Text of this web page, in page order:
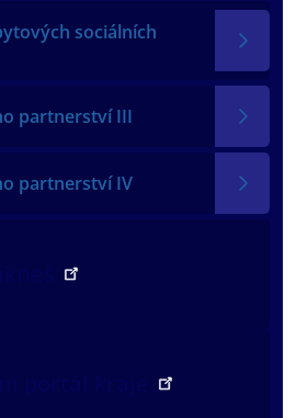
sociálních
partnerství III
partnerství IV
portál kraje